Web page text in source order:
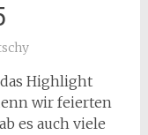
das Highlight
wir feierten
es auch viele